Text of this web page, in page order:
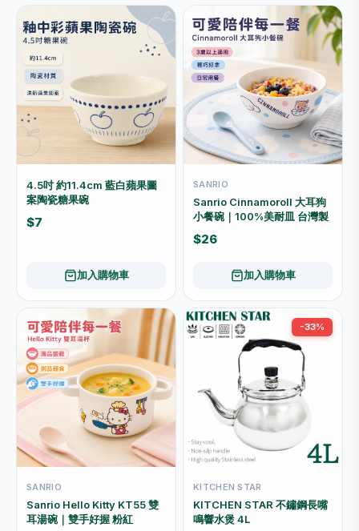
4.5吋 約11.4cm 藍白蘋果圖
案陶瓷糖果碗
$7
加入購物車
SANRIO
Sanrio Cinnamoroll 大耳狗
小餐碗｜100%美耐皿 台灣製
$26
加入購物車
SANRIO
Sanrio Hello Kitty KT55 雙
耳湯碗｜雙手好握 粉紅
-33%
KITCHEN STAR
KITCHEN STAR 不鏽鋼長嘴
鳴響水煲 4L